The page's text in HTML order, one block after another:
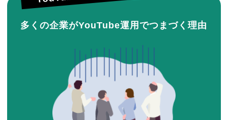
多くの企業がYouTube運用でつまづく理由